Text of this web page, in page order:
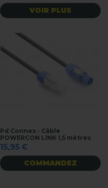
VOIR PLUS
Pd Connex - Câble
POWERCON LINK 1,5 mètres
15,95 €
COMMANDEZ